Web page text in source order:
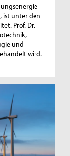
ist unter den
Prof. Dr.
und
wird.